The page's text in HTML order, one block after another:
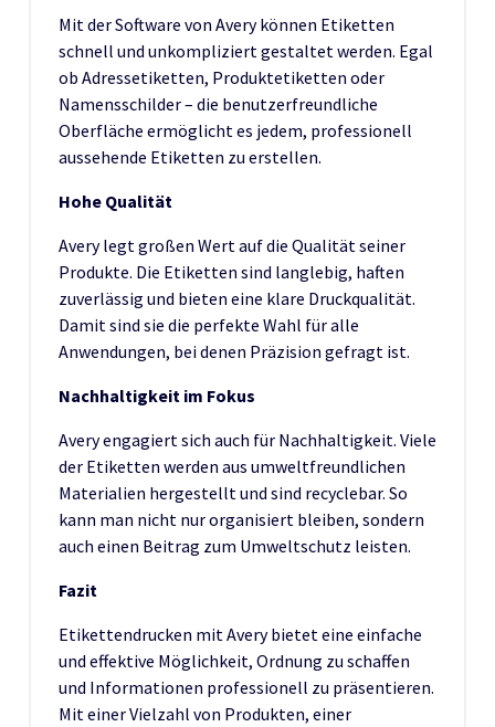
Mit der Software von Avery können Etiketten
schnell und unkompliziert gestaltet werden. Egal
ob Adressetiketten, Produktetiketten oder
Namensschilder – die benutzerfreundliche
Oberfläche ermöglicht es jedem, professionell
aussehende Etiketten zu erstellen.
Hohe Qualität
Avery legt großen Wert auf die Qualität seiner
Produkte. Die Etiketten sind langlebig, haften
zuverlässig und bieten eine klare Druckqualität.
Damit sind sie die perfekte Wahl für alle
Anwendungen, bei denen Präzision gefragt ist.
Nachhaltigkeit im Fokus
Avery engagiert sich auch für Nachhaltigkeit. Viele
der Etiketten werden aus umweltfreundlichen
Materialien hergestellt und sind recyclebar. So
kann man nicht nur organisiert bleiben, sondern
auch einen Beitrag zum Umweltschutz leisten.
Fazit
Etikettendrucken mit Avery bietet eine einfache
und effektive Möglichkeit, Ordnung zu schaffen
und Informationen professionell zu präsentieren.
Mit einer Vielzahl von Produkten, einer